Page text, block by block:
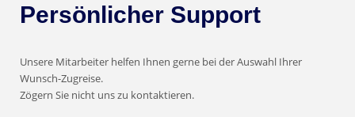
Persönlicher Support
Unsere Mitarbeiter helfen Ihnen gerne bei der Auswahl Ihrer
Wunsch-Zugreise.
Zögern Sie nicht uns zu kontaktieren.